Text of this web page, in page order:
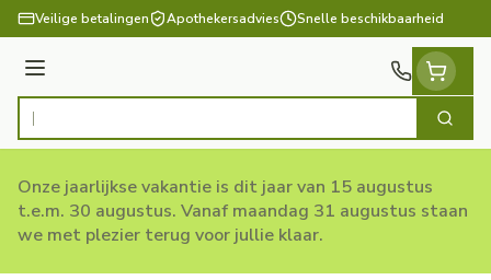
Ga naar de inhoud
Veilige betalingen Apothekersadvies Snelle beschikbaarheid
Menu
Product, merk, categorie... Zoek
Onze jaarlijkse vakantie is dit jaar van 15 augustus
t.e.m. 30 augustus. Vanaf maandag 31 augustus staan
we met plezier terug voor jullie klaar.